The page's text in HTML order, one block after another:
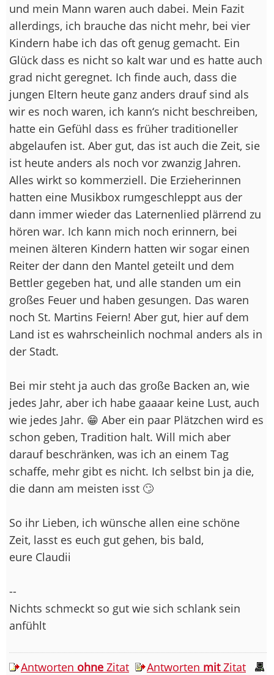
und mein Mann waren auch dabei. Mein Fazit
allerdings, ich brauche das nicht mehr, bei vier
Kindern habe ich das oft genug gemacht. Ein
Glück dass es nicht so kalt war und es hatte auch
grad nicht geregnet. Ich finde auch, dass die
jungen Eltern heute ganz anders drauf sind als
wir es noch waren, ich kann‘s nicht beschreiben,
hatte ein Gefühl dass es früher traditioneller
abgelaufen ist. Aber gut, das ist auch die Zeit, sie
ist heute anders als noch vor zwanzig Jahren.
Alles wirkt so kommerziell. Die Erzieherinnen
hatten eine Musikbox rumgeschleppt aus der
dann immer wieder das Laternenlied plärrend zu
hören war. Ich kann mich noch erinnern, bei
meinen älteren Kindern hatten wir sogar einen
Reiter der dann den Mantel geteilt und dem
Bettler gegeben hat, und alle standen um ein
großes Feuer und haben gesungen. Das waren
noch St. Martins Feiern! Aber gut, hier auf dem
Land ist es wahrscheinlich nochmal anders als in
der Stadt.
Bei mir steht ja auch das große Backen an, wie
jedes Jahr, aber ich habe gaaaar keine Lust, auch
wie jedes Jahr. 😁 Aber ein paar Plätzchen wird es
schon geben, Tradition halt. Will mich aber
darauf beschränken, was ich an einem Tag
schaffe, mehr gibt es nicht. Ich selbst bin ja die,
die dann am meisten isst 🙄
So ihr Lieben, ich wünsche allen eine schöne
Zeit, lasst es euch gut gehen, bis bald,
eure Claudii
--
Nichts schmeckt so gut wie sich schlank sein
anfühlt
Antworten ohne Zitat Antworten mitZitat